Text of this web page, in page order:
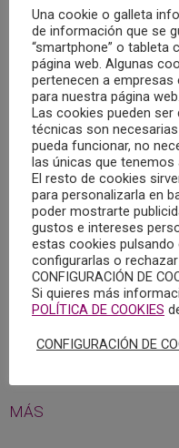
EL COPCLM
DE LA MESA
DEL SUICIDIO, EN
20/12/2022
El pasado 16 de
María del Mar Aguilar,
Mesa Técnica para la
MÁS
Una cookie o galleta
de información que se
“smartphone” o tableta
página web. Algunas
pertenecen a
para nuestra página web.
Las cookies pueden
técnicas son
pueda funcionar, no
las únicas que
El resto de cookies
para personalizarla en
poder mostrarte
gustos e intereses
estas cookies pulsando
configurarlas o
CONFIGURACIÓN DE
Si quieres más
POLÍTICA DE COOKIES
CONFIGURACIÓN DE